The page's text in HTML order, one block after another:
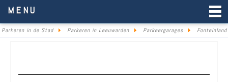
MENU
Parkeren in de Stad Parkeren in Leeuwarden Parkeergarages Fonteinland